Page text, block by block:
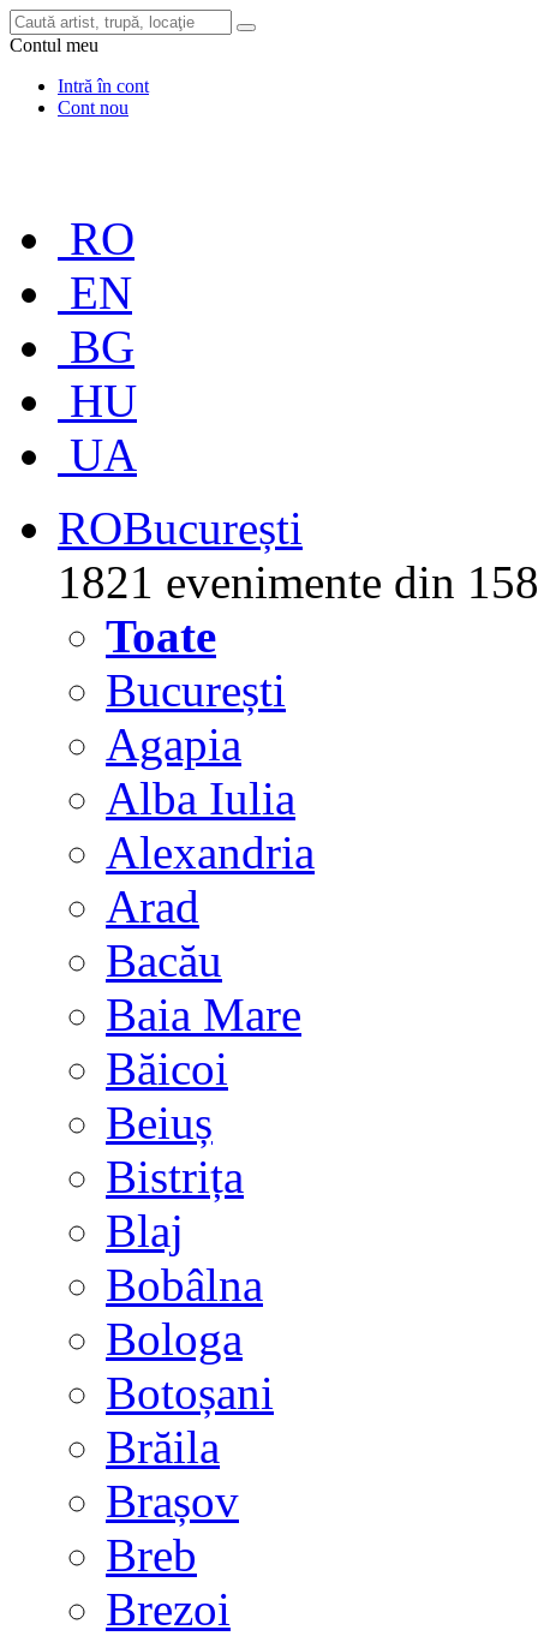
Contul meu
Intră în cont
Cont nou
RO
EN
BG
HU
UA
ROBucurești
1821 evenimente din
Toate
București
Agapia
Alba Iulia
Alexandria
Arad
Bacău
Baia Mare
Băicoi
Beiuș
Bistrița
Blaj
Bobâlna
Bologa
Botoșani
Brăila
Brașov
Breb
Brezoi